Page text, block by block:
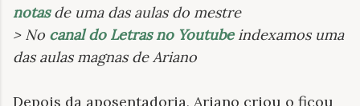
notasde uma das aulas do mestre
> No canal do Letras no Youtubeindexamos uma
das aulas magnas de Ariano
Depois da aposentadoria, Ariano criou o ficou